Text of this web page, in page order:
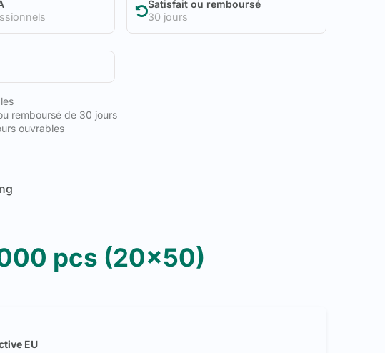
Satisfait ou remboursé
30 jours
remboursé de 30 jours
ouvrables
pcs (20x50)
EU